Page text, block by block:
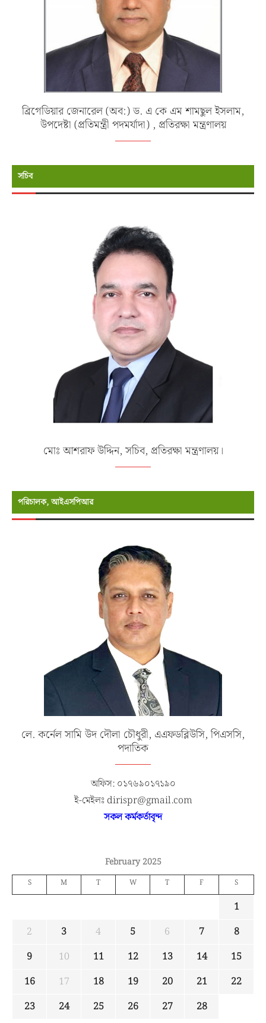
ব্রিগেডিয়ার জেনারেল (অব:) ড. এ কে এম শামছুল ইসলাম,
উপদেষ্টা (প্রতিমন্ত্রী পদমর্যাদা) , প্রতিরক্ষা মন্ত্রণালয়
সচিব
মোঃ আশরাফ উদ্দিন, সচিব, প্রতিরক্ষা মন্ত্রণালয়।
পরিচালক, আইএসপিআর
লে. কর্নেল সামি উদ দৌলা চৌধুরী, এএফডব্লিউসি, পিএসসি,
পদাতিক
অফিস: ০১৭৬৯০১৭১৯০
ই-মেইলঃ dirispr@gmail.com
সকল কর্মকর্তাবৃন্দ
February 2025
S M T W T F S
1
2
3 4 5 6 7
8
9
10 11 12 13 14
15
16
17 18 19 20 21
22
23
24 25 26 27
28